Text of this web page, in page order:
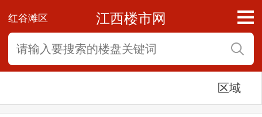
红谷滩区 江西楼市网
区域